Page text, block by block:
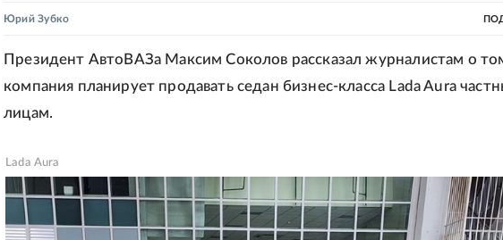
Юрий Зубко
Президент АвтоВАЗа Максим Соколов рассказал журналистам о
компания планирует продавать седан бизнес-класса Lada Aura
лицам.
Lada Aura